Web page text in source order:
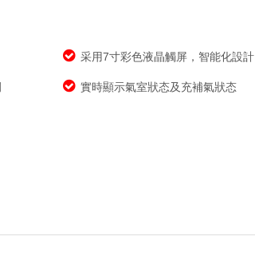
采用7寸彩色液晶觸屏，智能化設計
實時顯示氣室狀态及充補氣狀态